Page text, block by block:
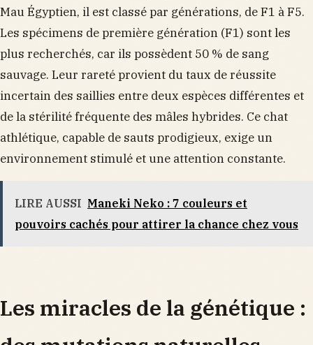
Mau Égyptien, il est classé par générations, de F1 à F5.
Les spécimens de première génération (F1) sont les
plus recherchés, car ils possèdent 50 % de sang
sauvage. Leur rareté provient du taux de réussite
incertain des saillies entre deux espèces différentes et
de la stérilité fréquente des mâles hybrides. Ce chat
athlétique, capable de sauts prodigieux, exige un
environnement stimulé et une attention constante.
LIRE AUSSI Maneki Neko : 7 couleurs et
pouvoirs cachés pour attirer la chance chez vous
Les miracles de la génétique :